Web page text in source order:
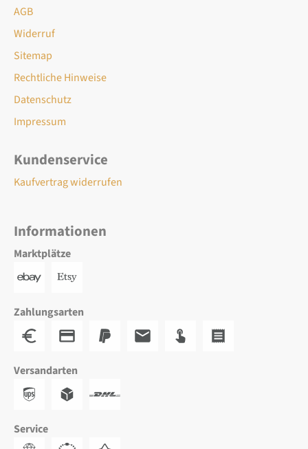
AGB
Widerruf
Sitemap
Rechtliche Hinweise
Datenschutz
Impressum
Kundenservice
Kaufvertrag widerrufen
Informationen
Marktplätze
Zahlungsarten
Versandarten
Service